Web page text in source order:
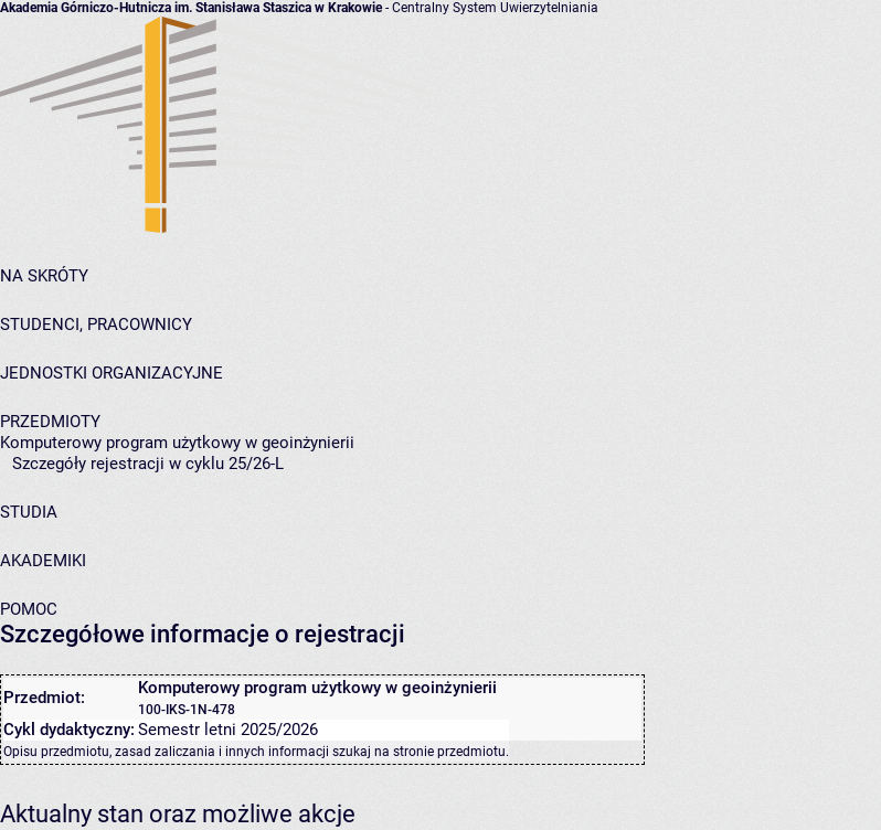
Akademia Górniczo-Hutnicza im. Stanisława Staszica w Krakowie- Centralny System Uwierzytelniania
NA SKRÓTY
STUDENCI, PRACOWNICY
JEDNOSTKI ORGANIZACYJNE
PRZEDMIOTY
Komputerowy program użytkowy w geoinżynierii
Szczegóły rejestracji w cyklu 25/26-L
STUDIA
AKADEMIKI
POMOC
Szczegółowe informacje o rejestracji
Przedmiot: Komputerowy program użytkowy w geoinżynierii
100-IKS-1N-478
Cykl dydaktyczny: Semestr letni 2025/2026
Opisu przedmiotu, zasad zaliczania i innych informacji szukaj na stronie przedmiotu.
Aktualny stan oraz możliwe akcje